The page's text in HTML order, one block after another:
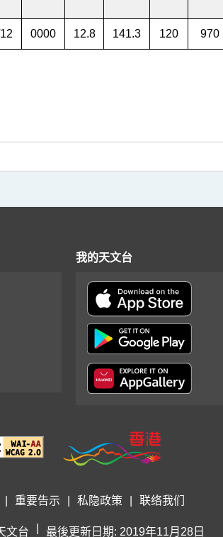
0000 12.8 141.3 120 970
我的天文台
重要告示 私隐政策 联络我们
文台 最後更新日期: 2019年11月28日